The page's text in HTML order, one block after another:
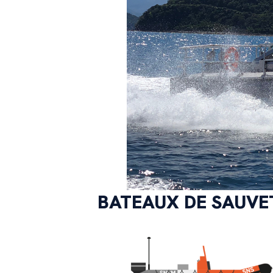
BATEAUX DE